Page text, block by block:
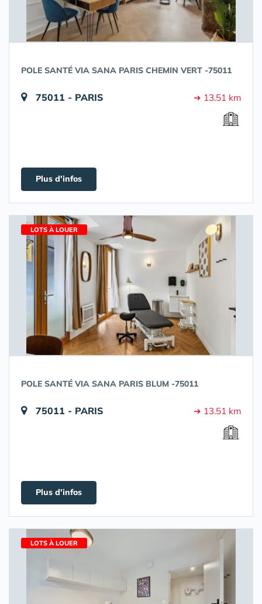
POLE SANTÉ VIA SANA PARIS CHEMIN VERT -75011
75011 - PARIS ➔ 13.51 km
Plus d'infos
LOTS À LOUER
POLE SANTÉ VIA SANA PARIS BLUM -75011
75011 - PARIS ➔ 13.51 km
Plus d'infos
LOTS À LOUER